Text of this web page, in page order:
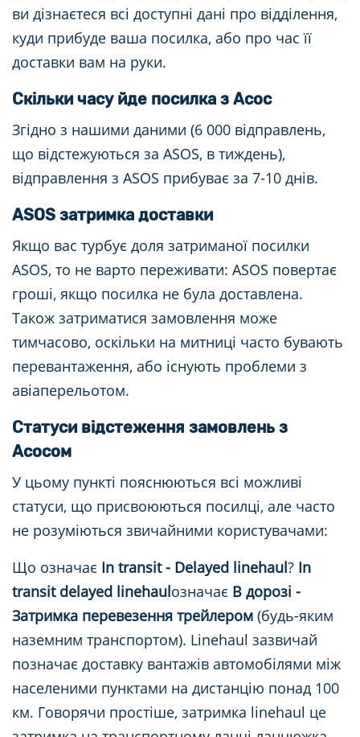
ви дізнаєтеся всі доступні дані про відділення,
куди прибуде ваша посилка, або про час її
доставки вам на руки.
Скільки часу йде посилка з Асос
Згідно з нашими даними (6 000 відправлень,
що відстежуються за ASOS, в тиждень),
відправлення з ASOS прибуває за 7-10 днів.
ASOS затримка доставки
Якщо вас турбує доля затриманої посилки
ASOS, то не варто переживати: ASOS повертає
гроші, якщо посилка не була доставлена.
Також затриматися замовлення може
тимчасово, оскільки на митниці часто бувають
перевантаження, або існують проблеми з
авіаперельотом.
Статуси відстеження замовлень з
Асосом
У цьому пункті пояснюються всі можливі
статуси, що присвоюються посилці, але часто
не розуміються звичайними користувачами:
Що означає In transit - Delayed linehaul? In
transit delayed linehaulозначає В дорозі -
Затримка перевезення трейлером (будь-яким
наземним транспортом). Linehaul зазвичай
позначає доставку вантажів автомобілями між
населеними пунктами на дистанцію понад 100
км. Говорячи простіше, затримка linehaul це